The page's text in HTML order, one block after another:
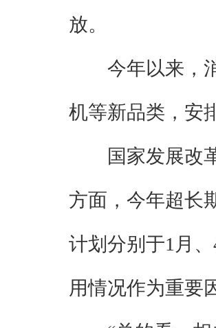
放。
今年以来，
机等新品类，安
国家发展改
方面，今年超长
计划分别于1月
用情况作为重要